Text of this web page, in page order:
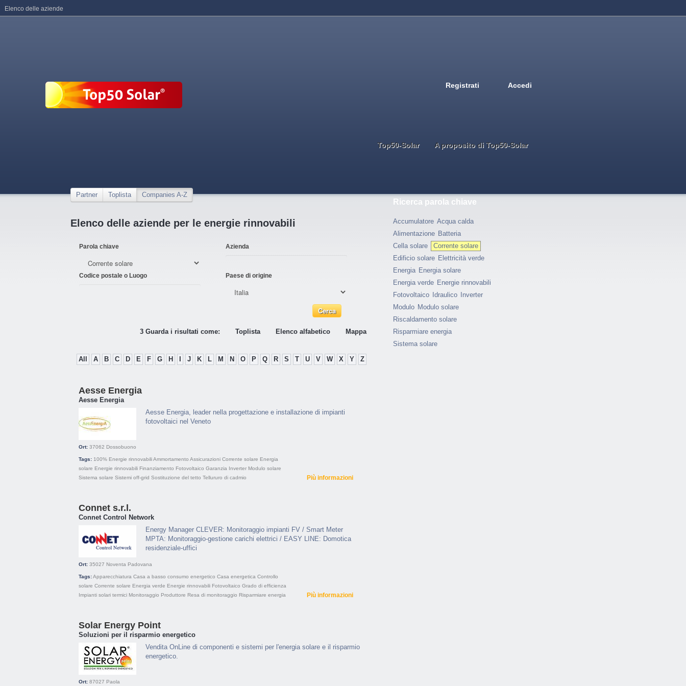
Registrati Accedi
Top50-Solar A proposito di Top50-Solar
Partner Toplista Companies A-Z
Elenco delle aziende per le energie rinnovabili
Parola chiave Azienda
Codice postale o Luogo Paese di origine
3 Guarda i risultati come: Toplista Elenco alfabetico Mappa
All A B C D E F G H J K L M N O P Q R S T U V W X Y Z
Aesse Energia
Aesse Energia
Aesse Energia, leader nella progettazione e installazione di impianti
fotovoltaici nel Veneto
Ort: 37062 Dossobuono
Tags: 100% Energie rinnovabiliAmmortamento Assicurazioni Corrente solare Energia
solare Energie rinnovabili Finanziamento Fotovoltaico Garanzia Inverter Modulo solare
Sistema solare Sistemi off-grid Sostituzione del tetto Tellururo di cadmio Più informazioni
Connet s.r.l.
Connet Control Network
Energy Manager CLEVER: Monitoraggio impianti FV / Smart Meter
MPTA: Monitoraggio-gestione carichi elettrici / EASY LINE: Domotica
residenziale-uffici
Ort: 35027 Noventa Padovana
Tags:Apparecchiatura Casa a basso consumo energetico Casa energetica Controllo
solare Corrente solare Energia verde Energie rinnovabili Fotovoltaico Grado di efficienza
Impianti solari termici Monitoraggio Produttore Resa di monitoraggio Risparmiare energia Più informazioni
Solar Energy Point
Soluzioni per il risparmio energetico
Vendita OnLine di componenti e sistemi per l'energia solare e il risparmio
energetico.
Ort: 87027 Paola
Ricerca parola chiave
Accumulatore Acqua calda
Alimentazione Batteria
Cella solare
Corrente solare
Edificio solare Elettricità verde
Energia Energia solare
Energia verde Energie rinnovabili
Fotovoltaico
Idraulico
Inverter
Modulo Modulo solare
Riscaldamento solare
Risparmiare energia
Sistema solare
Elenco delle aziende